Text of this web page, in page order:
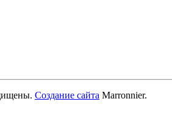
Создание сайта Marronnier.